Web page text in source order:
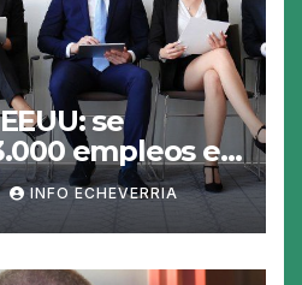
se
empleos en
recalcula
para las
INFO ECHEVERRIA